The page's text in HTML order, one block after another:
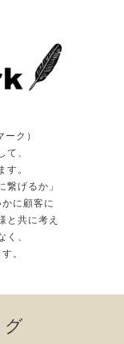
ク）
て、
す。
繋げるか」
に顧客に
と共に考え
く、
。
グ